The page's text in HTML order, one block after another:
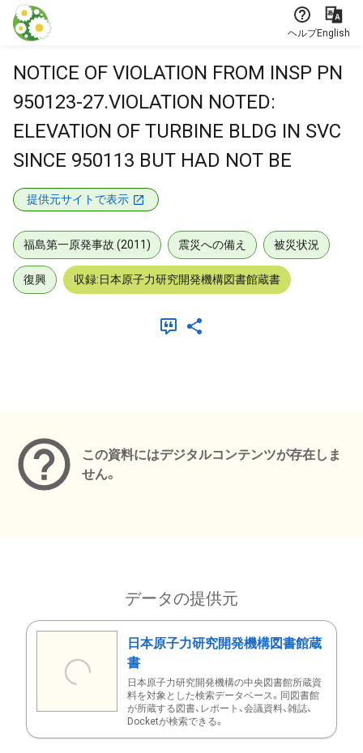
本文に飛ぶ
ヘルプEnglish
NOTICE OF VIOLATION FROM INSP PN
950123-27.VIOLATION NOTED:
ELEVATION OF TURBINE BLDG IN SVC
SINCE 950113 BUT HAD NOT BE
提供元サイトで表示
福島第一原発事故 (2011) 震災への備え 被災状況
復興 収録:日本原子力研究開発機構図書館蔵書
この資料にはデジタルコンテンツが存在しま
せん。
データの提供元
日本原子力研究開発機構図書館蔵
書
日本原子力研究開発機構の中央図書館所蔵資
料を対象とした検索データベース。同図書館
が所蔵する図書、レポート、会議資料、雑誌、
Docketが検索できる。